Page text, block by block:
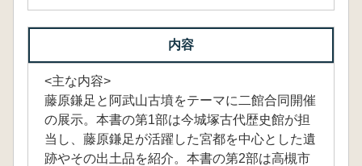
内容
<主な内容>
藤原鎌足と阿武山古墳をテーマに二館合同開催
の展示。本書の第1部は今城塚古代歴史館が担
当し、藤原鎌足が活躍した宮都を中心とした遺
跡やその出土品を紹介。本書の第2部は高槻市